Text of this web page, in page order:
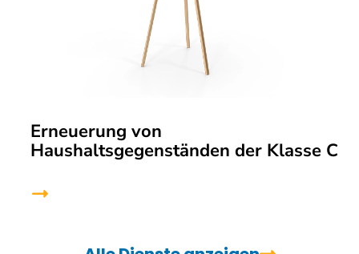
Erneuerung von
Haushaltsgegenständen der Klasse C